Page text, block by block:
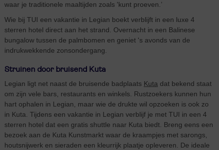
waar je traditionele maaltijden zoals 'kunt proeven.’
Wie bij TUI een vakantie in Legian boekt verblijft in een luxe 4
sterren hotel direct aan het strand. Overnacht in een Balinese
bungalow tussen de palmbomen en geniet 's avonds van de
indrukwekkende zonsondergang.
Struinen door bruisend Kuta
Legian ligt net naast de bruisende badplaats Kuta dat bekend staat
om zijn vele bars, restaurants en winkels. Rustzoekers kunnen hun
hart ophalen in Legian, maar wie de drukte wil opzoeken is ook zo
in Kuta. Tijdens een vakantie in Legian verblijf je met TUI in een 4
sterren hotel dat een gratis shuttle naar Kuta biedt. Breng eens een
bezoek aan de Kuta Kunstmarkt waar de kraampjes met sarongs,
houtsnijwerk en sieraden een kleurrijk plaatje opleveren. De ideale